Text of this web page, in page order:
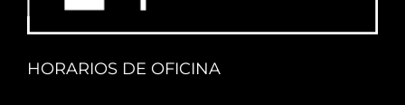
HORARIOS DE OFICINA